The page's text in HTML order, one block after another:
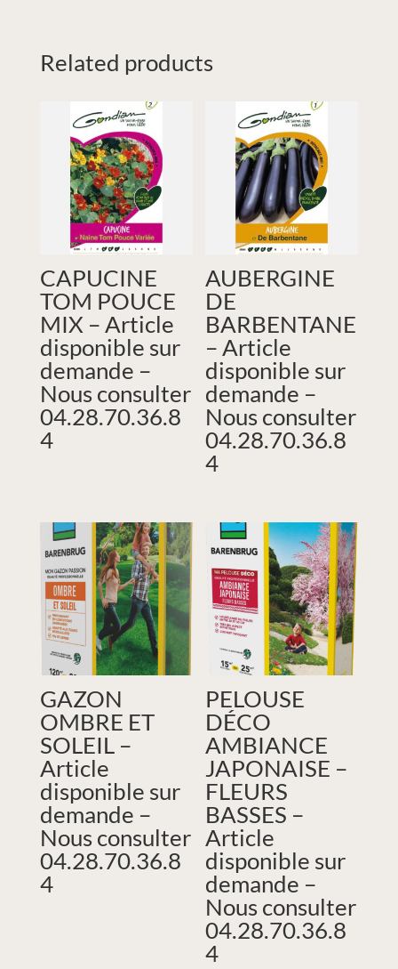
Related products
CAPUCINE
TOM POUCE
MIX – Article
disponible sur
demande –
Nous consulter
04.28.70.36.8
4
AUBERGINE
DE
BARBENTANE
– Article
disponible sur
demande –
Nous consulter
04.28.70.36.8
4
GAZON
OMBRE ET
SOLEIL –
Article
disponible sur
demande –
Nous consulter
04.28.70.36.8
4
PELOUSE
DÉCO
AMBIANCE
JAPONAISE –
FLEURS
BASSES –
Article
disponible sur
demande –
Nous consulter
04.28.70.36.8
4